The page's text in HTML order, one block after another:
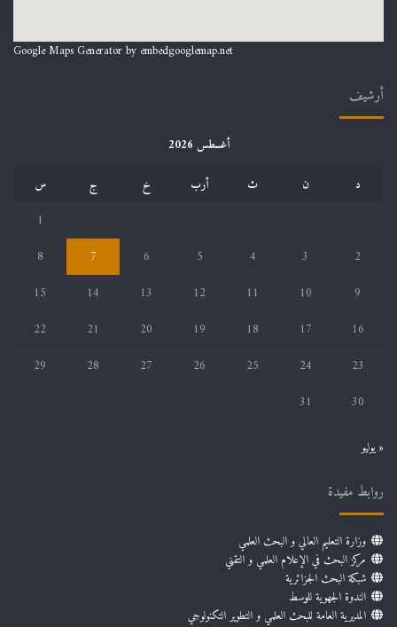
Google Maps Generator by embedgooglemap.net
أرشيف
أغسطس 2026
د
ن ث أرب خ ج
س
1
2
3
4
5
6
7
8
9
10
11
12
13
14
15
16
17
18
19
20
21
22
23
24
25
26
27
28
29
30
31
« يوليو
روابط مفيدة
وزارة التعليم العالي و البحث العلمي
مركز البحث في الإعلام العلمي و التقني
شبكة البحث الجزائرية
الندوة الجهوية للوسط
المديرية العامة للبحث العلمي و التطوير التكنولوجي